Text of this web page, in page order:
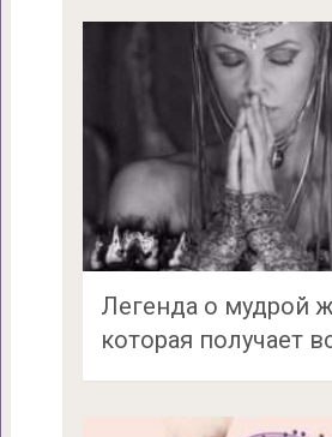
Легенда о мудрой
которая получает